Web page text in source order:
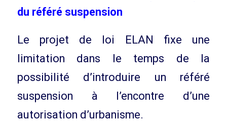
du référé suspension
Le projet de loi ELAN fixe une
limitation dans le temps de la
possibilité d’introduire un référé
suspension à l’encontre d’une
autorisation d’urbanisme.